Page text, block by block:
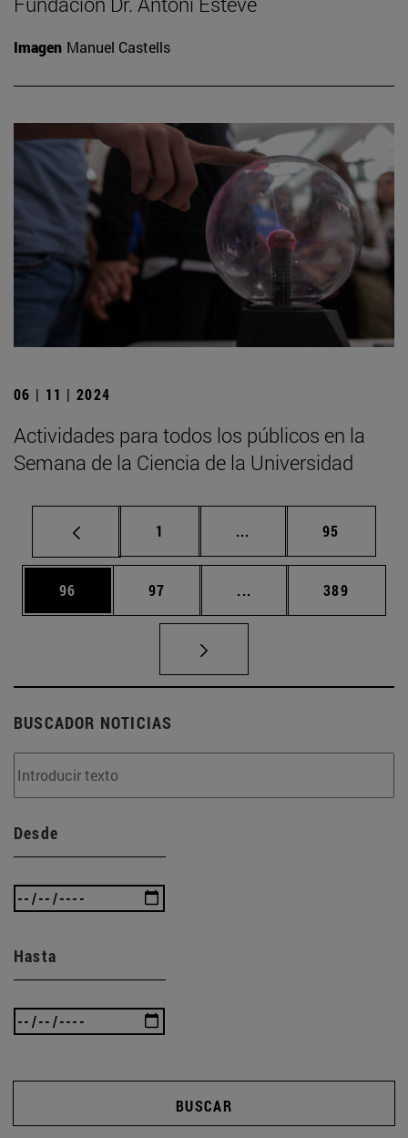
Imagen Manuel Castells
06 | 11 | 2024
Actividades para todos los públicos en la
Semana de la Ciencia de la Universidad
Página
1 ... Páginas intermedias
Página
95
Página
96 Página
97 ... Páginas intermedias
Página
389
BUSCADOR NOTICIAS
Desde
Hasta
BUSCAR